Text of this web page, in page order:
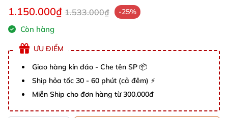
1.150.000₫ 1.533.000₫ -25%
Còn hàng
ƯU ĐIỂM
Giao hàng kín đáo - Che tên SP 📦
Ship hỏa tốc 30 - 60 phút (cả đêm) ⚡
Miễn Ship cho đơn hàng từ 300.000đ